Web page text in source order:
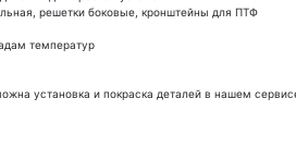
решетки боковые, кронштейны для ПТФ
температур
установка и покраска деталей в нашем